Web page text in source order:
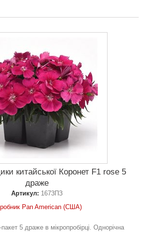
китайської Коронет F1 rose 5
драже
Артикул: 1673ПЗ
Pan American (США)
5 драже в мікропробірці. Однорічна